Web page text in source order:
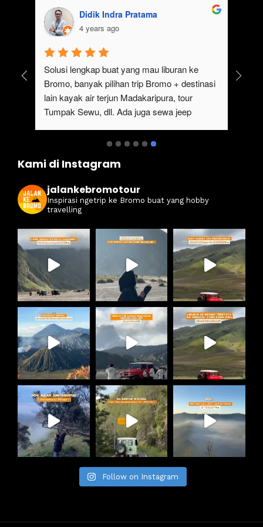
Didik Indra Pratama
4 years ago
Solusi lengkap buat yang mau liburan ke
Bromo, banyak pilihan trip Bromo + destinasi
lain kayak air terjun Madakaripura, tour
Tumpak Sewu, dll. Ada juga sewa jeep
Kami di Instagram
jalankebromotour
Inspirasi ngetrip ke Bromo buat yang hobby
travelling
Follow on Instagram